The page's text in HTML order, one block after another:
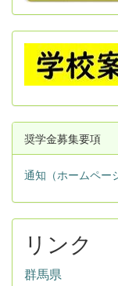
奨学金募集要項
通知（ホームペー
リンク
群馬県